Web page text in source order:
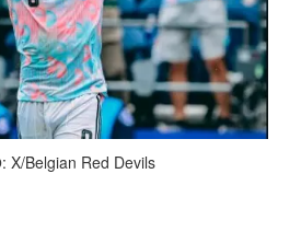
Belgian Red Devils